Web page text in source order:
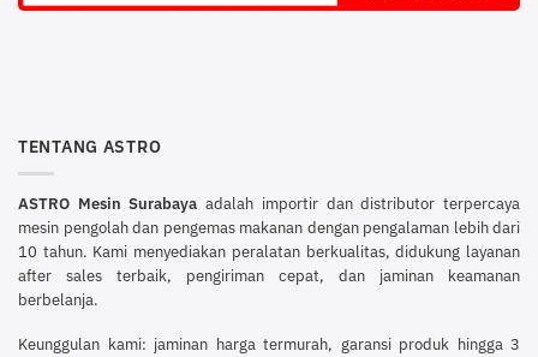
TENTANG ASTRO
ASTRO Mesin Surabaya adalah importir dan distributor terpercaya
mesin pengolah dan pengemas makanan dengan pengalaman lebih dari
10 tahun. Kami menyediakan peralatan berkualitas, didukung layanan
after sales terbaik, pengiriman cepat, dan jaminan keamanan
berbelanja.
Keunggulan kami: jaminan harga termurah, garansi produk hingga 3